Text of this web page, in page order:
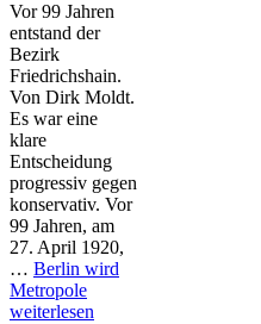
Vor 99 Jahren
entstand der
Bezirk
Friedrichshain.
Von Dirk Moldt.
Es war eine
klare
Entscheidung
progressiv gegen
konservativ. Vor
99 Jahren, am
27. April 1920,
… Berlin wird
Metropole
weiterlesen